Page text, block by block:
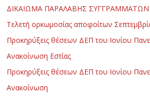
ΔΙΚΑΙΩΜΑ ΠΑΡΑΛΑΒΗΣ ΣΥΓΓΡΑΜΜΑΤΩΝ
Τελετή ορκωμοσίας αποφοίτων
Προκηρύξεις θέσεων ΔΕΠ του Ιονίου
Ανακοίνωση Εστίας
Προκηρύξεις θέσεων ΔΕΠ του Ιονίου
Ανακοίνωση